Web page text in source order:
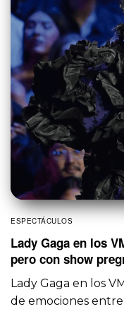
ESPECTÁCULOS
Lady Gaga en los
pero con show
Lady Gaga en los
de emociones